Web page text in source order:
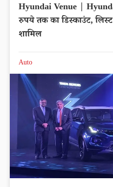
Hyundai Venue |
रुपये तक का डिस्काउंट,
शामिल
Auto